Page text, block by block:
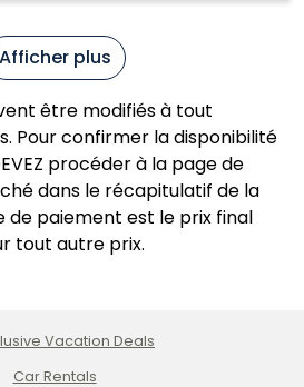
Afficher plus
être modifiés à tout
Pour confirmer la disponibilité
procéder à la page de
dans le récapitulatif de la
de paiement est le prix final
tout autre prix.
Vacation Deals
Car Rentals